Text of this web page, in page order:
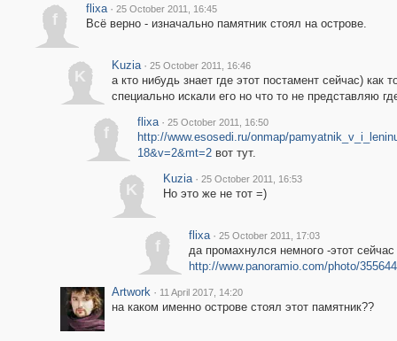
f
flixa · 25 October 2011, 16:45
Всё верно - изначально памятник стоял на острове.
K
Kuzia · 25 October 2011, 16:46
а кто нибудь знает где этот постамент сейчас) как
специально искали его но что то не представляю
f
flixa · 25 October 2011, 16:50
http://www.esosedi.ru/onmap/
18&v=2&mt=2вот тут.
K
Kuzia · 25 October 2011, 16:53
Но это же не тот =)
f
flixa · 25 October 2011, 17:03
да промахнулся немного -этот
http://www.panoramio.com/photo/
Artwork · 11 April 2017, 14:20
на каком именно острове стоял этот памятник??